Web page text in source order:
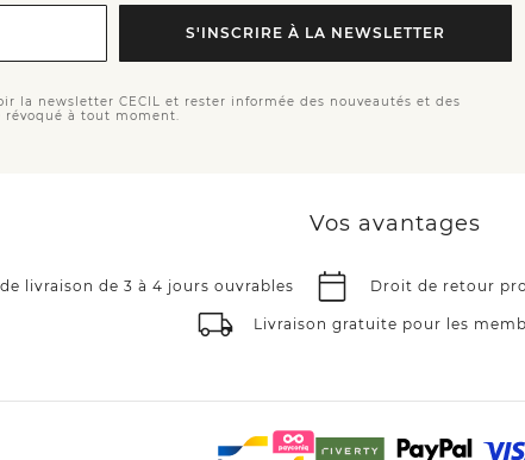
S'INSCRIRE À LA NEWSLETTER
la newsletter CECIL et rester informée des nouveautés et des
à tout moment.
Vos avantages
livraison de 3 à 4 jours ouvrables Droit de retour
Livraison gratuite pour les